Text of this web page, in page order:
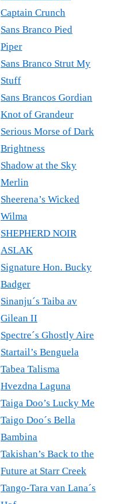
Captain Crunch
Sans Branco Pied
Piper
Sans Branco Strut My
Stuff
Sans Brancos Gordian
Knot of Grandeur
Serious Morse of Dark
Brightness
Shadow at the Sky
Merlin
Sheerena’s Wicked
Wilma
SHEPHERD NOIR
ASLAK
Signature Hon. Bucky
Badger
Sinanju´s Taiba av
Gilean II
Spectre´s Ghostly Aire
Startail’s Benguela
Tabea Talisma
Hvezdna Laguna
Taiga Doo’s Lucky Me
Taigo Doo´s Bella
Bambina
Takishan’s Back to the
Future at Starr Creek
Tango-Tara van Lana´s